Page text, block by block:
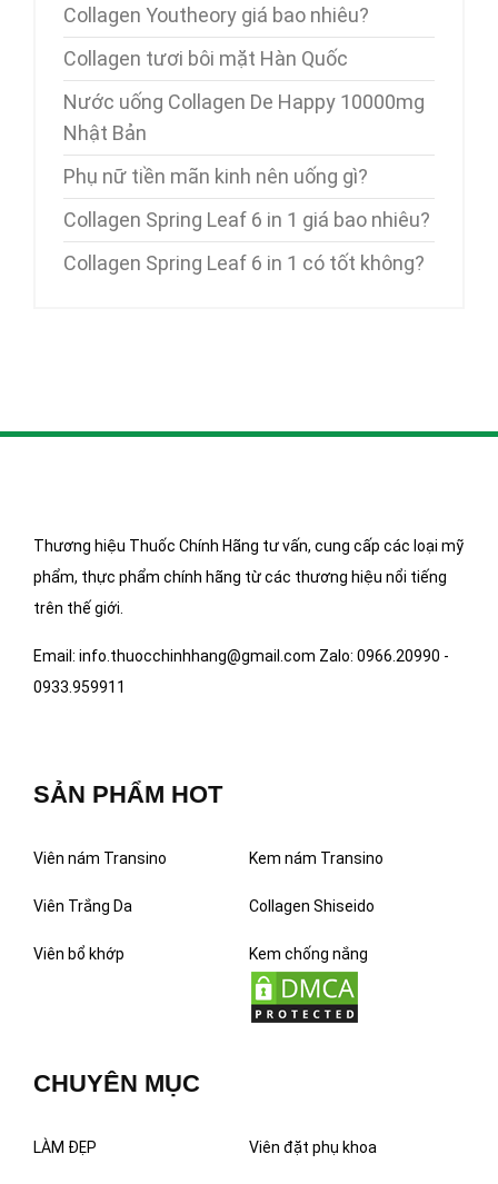
Collagen Youtheory giá bao nhiêu?
Collagen tươi bôi mặt Hàn Quốc
Nước uống Collagen De Happy 10000mg
Nhật Bản
Phụ nữ tiền mãn kinh nên uống gì?
Collagen Spring Leaf 6 in 1 giá bao nhiêu?
Collagen Spring Leaf 6 in 1 có tốt không?
Thương hiệu Thuốc Chính Hãng tư vấn, cung cấp các loại mỹ
phẩm, thực phẩm chính hãng từ các thương hiệu nổi tiếng
trên thế giới.
Email: info.thuocchinhhang@gmail.com Zalo: 0966.20990 -
0933.959911
SẢN PHẨM HOT
Viên nám Transino Kem nám Transino
Viên Trắng Da Collagen Shiseido
Viên bổ khớp Kem chống nắng
CHUYÊN MỤC
LÀM ĐẸP Viên đặt phụ khoa